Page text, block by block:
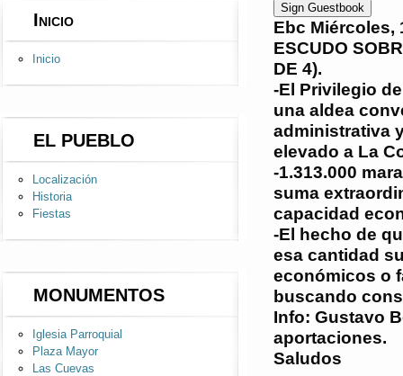
Inicio
Inicio
EL PUEBLO
Localización
Historia
Fiestas
MONUMENTOS
Iglesia Parroquial
Plaza Mayor
Las Cuevas
Sign Guestbook
Ebc Miércoles,
ESCUDO
DE 4).
-El Privilegio
una aldea
administrativa
elevado a La
-1.313.000
suma
capacidad
-El hecho de
esa cantidad
económicos o
buscando
Info: Gustavo
aportaciones.
Saludos